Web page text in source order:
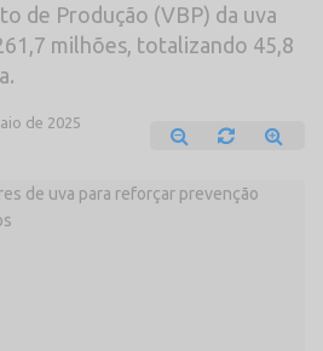
de Produção (VBP) da uva
milhões, totalizando 45,8
de 2025